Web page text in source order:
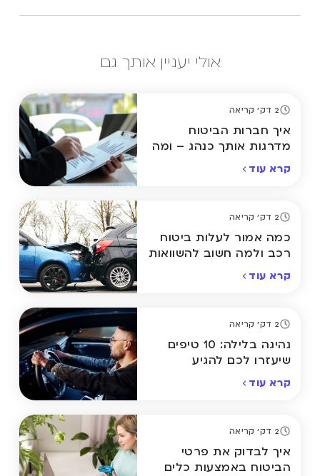
אולי יעניין אותך גם
2 דק' קריאה
איך חברות הביטוח
מדרגות אותך כנהג – ומה
קרא עוד
2 דק' קריאה
כמה אמור לעלות ביטוח
רכב ולמה חשוב להשוואות
קרא עוד
2 דק' קריאה
נהיגה בלילה: 10 טיפים
שיעזרו לכם להגיע
קרא עוד
2 דק' קריאה
איך לבדוק את פרטי
הביטוח באמצעות כלים